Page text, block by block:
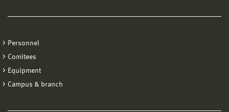
Personnel
Comitees
Equipment
Campus & branch